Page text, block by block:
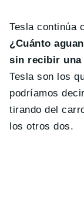
Tesla continúa
¿Cuánto
sin recibir una
Tesla son los
podríamos
tirando del
los otros dos.